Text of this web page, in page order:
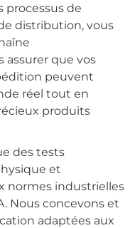
processus de
distribution, vous
assurer que vos
peuvent
réel tout en
produits
des tests
et
normes industrielles
Nous concevons et
adaptées aux